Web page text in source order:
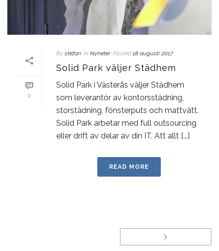
0
By stefan In Nyheter Posted 18 augusti 2017
Solid Park väljer Städhem
Solid Park i Västerås väljer Städhem
som leverantör av kontorsstädning,
storstädning, fönsterputs och mattvätt.
Solid Park arbetar med full outsourcing
eller drift av delar av din IT. Att allt [...]
READ MORE